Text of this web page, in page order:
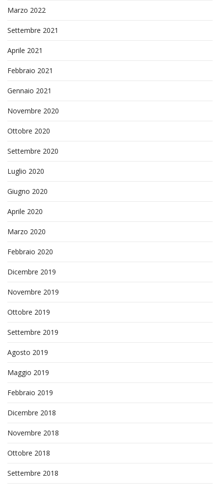
Marzo 2022
Settembre 2021
Aprile 2021
Febbraio 2021
Gennaio 2021
Novembre 2020
Ottobre 2020
Settembre 2020
Luglio 2020
Giugno 2020
Aprile 2020
Marzo 2020
Febbraio 2020
Dicembre 2019
Novembre 2019
Ottobre 2019
Settembre 2019
Agosto 2019
Maggio 2019
Febbraio 2019
Dicembre 2018
Novembre 2018
Ottobre 2018
Settembre 2018